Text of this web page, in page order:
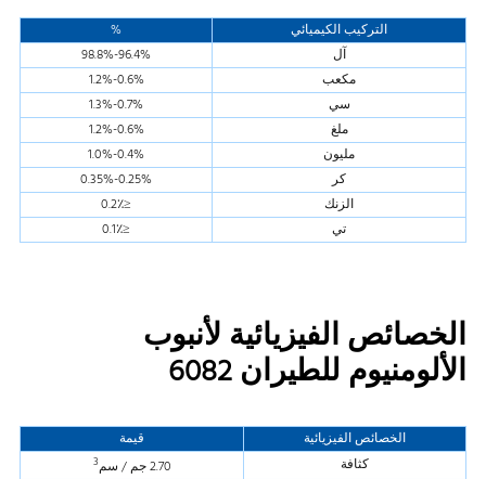
التركيب الكيميائي
%
آل
96.4%-98.8%
مكعب
0.6%-1.2%
سي
0.7%-1.3%
ملغ
0.6%-1.2%
مليون
0.4%-1.0%
كر
0.25%-0.35%
الزنك
≤0.2٪
تي
≤0.1٪
الخصائص الفيزيائية لأنبوب
الألومنيوم للطيران 6082
الخصائص الفيزيائية
قيمة
كثافة
2.70 جم / سم 3